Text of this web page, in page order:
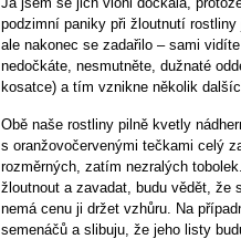
podzimní paniky při žloutnutí
ale nakonec se zadařilo – sami
nedočkáte, nesmutněte, dužnaté
kosatce) a tím vznikne několik
Obě naše rostliny pilně kvetly
s oranžovočervenými tečkami celý
rozměrných, zatím nezralých
žloutnout a zavadat, budu vědět, že
nemá cenu ji držet vzhůru. Na
semenáčů a slibuju, že jeho listy